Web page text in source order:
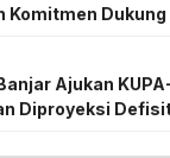
Komitmen
Ajukan
Diproyeksi